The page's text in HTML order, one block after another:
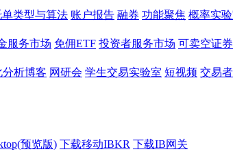
类型与算法 账户报告 融券 功能聚焦 概率实
服务市场 免佣ETF 投资者服务市场 可卖空证
析博客 网研会 学生交易实验室 短视频 交易
预览版) 下载移动IBKR 下载IB网关